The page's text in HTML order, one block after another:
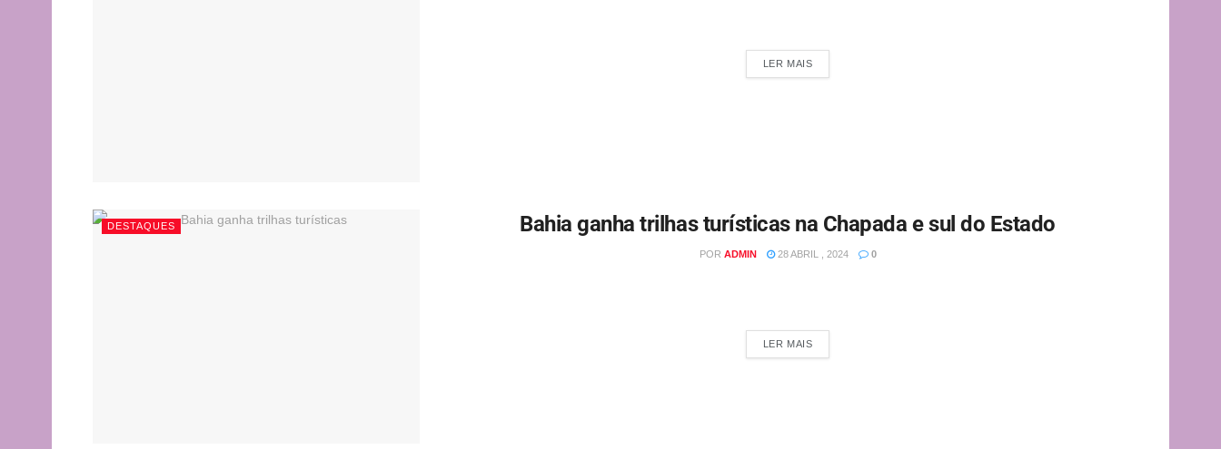
LER MAIS
DESTAQUES Bahia ganha trilhas turísticas na Chapada e sul do Estado
POR ADMIN 28 ABRIL , 2024 0
LER MAIS